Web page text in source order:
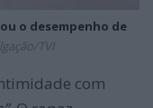
o desempenho de
TVI
com